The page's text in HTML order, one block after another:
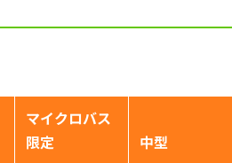
マイクロバス
限定
中型